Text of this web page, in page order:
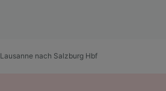
Lausanne nach Salzburg Hbf